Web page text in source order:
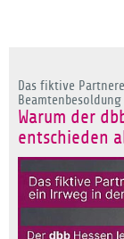
Das fiktive
Beamtenbesoldung
Warum der
entschieden